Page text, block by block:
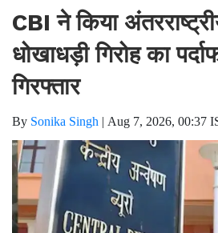
CBI ने किया
धोखाधड़ी गिरोह का
गिरफ्तार
By Sonika Singh | Aug 7, 2026, 00:37